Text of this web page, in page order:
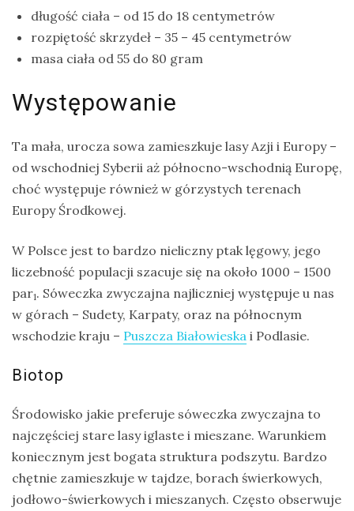
długość ciała – od 15 do 18 centymetrów
rozpiętość skrzydeł – 35 – 45 centymetrów
masa ciała od 55 do 80 gram
Występowanie
Ta mała, urocza sowa zamieszkuje lasy Azji i Europy –
od wschodniej Syberii aż północno-wschodnią Europę,
choć występuje również w górzystych terenach
Europy Środkowej.
W Polsce jest to bardzo nieliczny ptak lęgowy, jego
liczebność populacji szacuje się na około 1000 – 1500
par1. Sóweczka zwyczajna najliczniej występuje u nas
w górach – Sudety, Karpaty, oraz na północnym
wschodzie kraju – Puszcza Białowieska i Podlasie.
Biotop
Środowisko jakie preferuje sóweczka zwyczajna to
najczęściej stare lasy iglaste i mieszane. Warunkiem
koniecznym jest bogata struktura podszytu. Bardzo
chętnie zamieszkuje w tajdze, borach świerkowych,
jodłowo-świerkowych i mieszanych. Często obserwuje